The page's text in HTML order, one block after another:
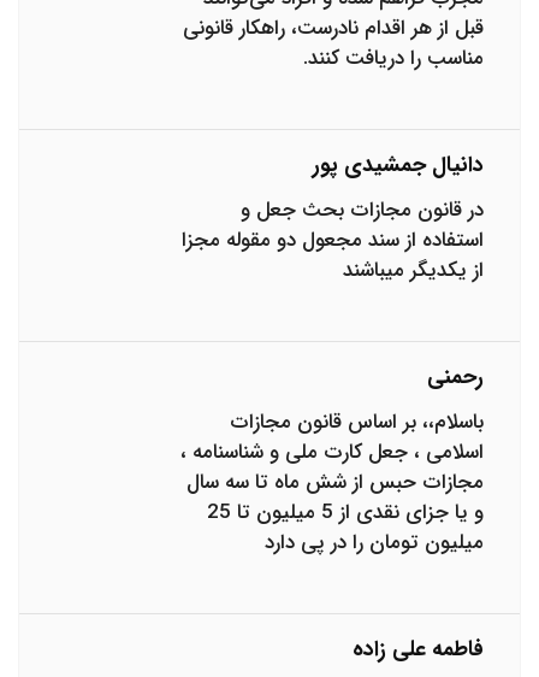
قبل از هر اقدام نادرست، راهکار قانونی
مناسب را دریافت کنند.
دانیال جمشیدی پور
در قانون مجازات بحث جعل و
استفاده از سند مجعول دو مقوله مجزا
از یکدیگر میباشند
رحمنی
باسلام،، بر اساس قانون مجازات
اسلامی ، جعل کارت ملی و شناسنامه ،
مجازات حبس از شش ماه تا سه سال
و یا جزای نقدی از 5 میلیون تا 25
میلیون تومان را در پی دارد
فاطمه علی زاده